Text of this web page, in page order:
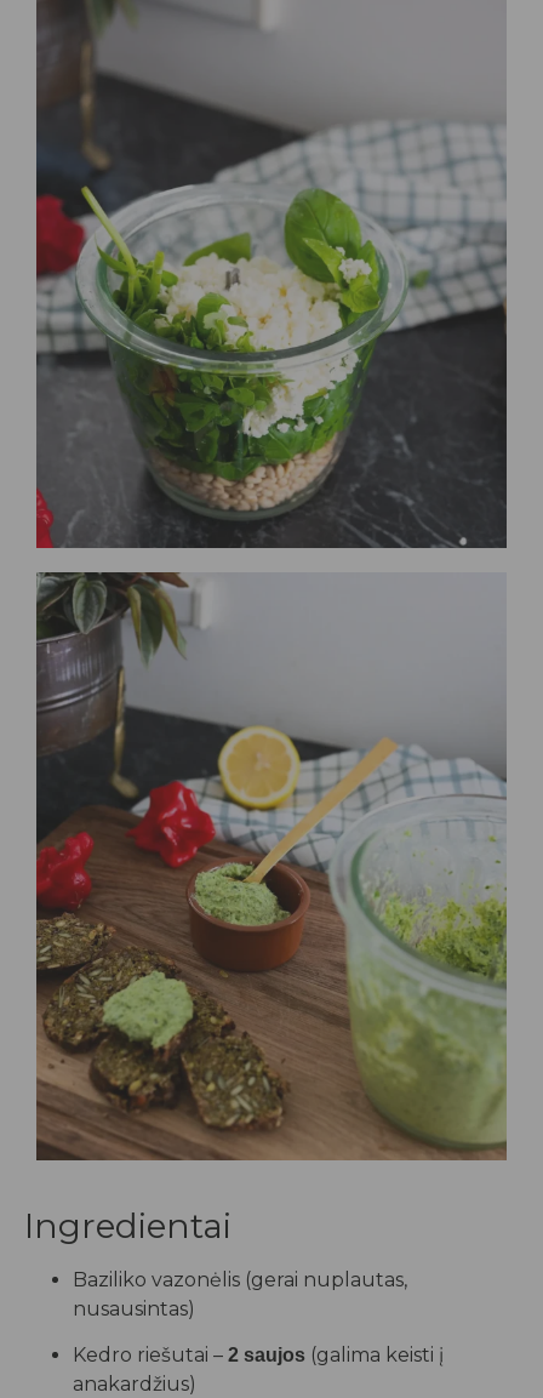
Ingredientai
Baziliko vazonėlis (gerai nuplautas,
nusausintas)
Kedro riešutai – 2 saujos (galima keisti į
anakardžius)